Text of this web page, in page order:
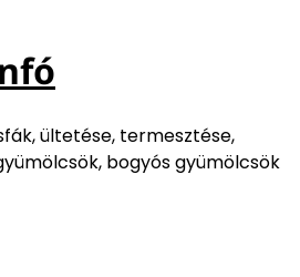
ültetése, termesztése,
bogyós gyümölcsök